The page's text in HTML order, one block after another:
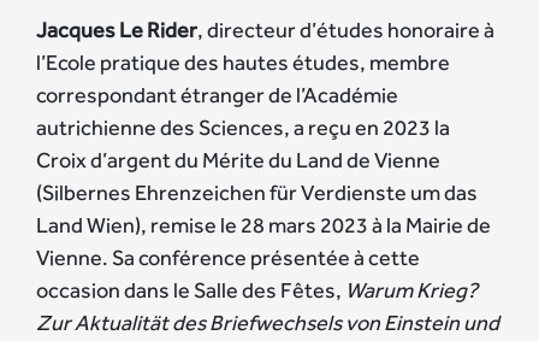
Jacques Le Rider, directeur d’études honoraire à
l’Ecole pratique des hautes études, membre
correspondant étranger de l’Académie
autrichienne des Sciences, a reçu en 2023 la
Croix d’argent du Mérite du Land de Vienne
(Silbernes Ehrenzeichen für Verdienste um das
Land Wien), remise le 28 mars 2023 à la Mairie de
Vienne. Sa conférence présentée à cette
occasion dans le Salle des Fêtes, Warum Krieg?
Zur Aktualität des Briefwechsels von Einstein und